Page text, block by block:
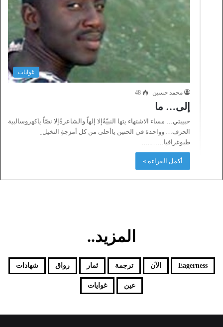
غوايات
محمد حسين 48
إلى… ما
حبيبتي… مساء الاشتهاء يتها النبيّةُإلا إلهاً والشاعرةُإلا نصّاً ياكهروسالبية
الحرف… وواحدة في الحنين ياأحلى من كل أمزجةِ النخيل ِ
طبوغرافيا……..…
أكمل القراءة »
المزيد..
Eagerness الآن ترجمة ثمار رواق شهادات
عين غوايات